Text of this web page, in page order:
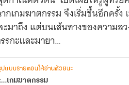
กเกมฆาตกรรม จึงเริ่มขึ้นอีกค
มาถึง แต่บนเส้นทางของความ
รกะและมายา
รพิพากษา’
น-
ปแบบรายตอนให้อ่านด้วยนะ
…เกมฆาตกรรม